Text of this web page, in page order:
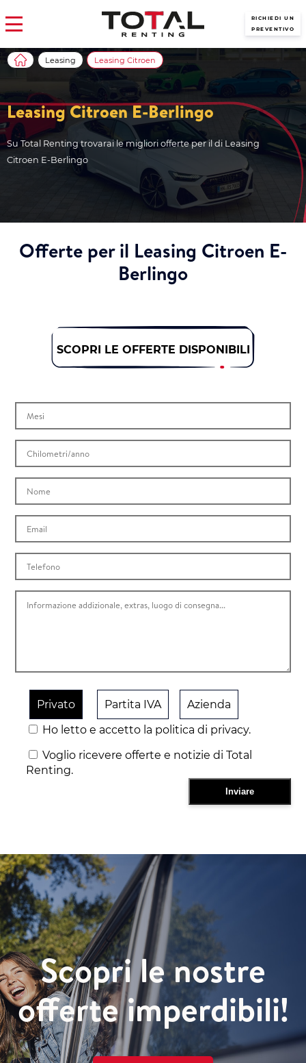
RICHIEDI UN
PREVENTIVO
Leasing Citroen E-Berlingo
Su Total Renting trovarai le migliori offerte per il di Leasing
Citroen E-Berlingo
Leasing Leasing Citroen
Offerte per il Leasing Citroen E-
Berlingo
SCOPRI LE OFFERTE DISPONIBILI
Privato Partita IVA
Azienda
Ho letto e accetto la politica di privacy.
Voglio ricevere offerte e notizie di Total
Renting.
Scopri le nostre
offerte imperdibili!